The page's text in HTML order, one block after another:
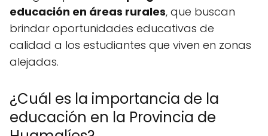
educación en áreas rurales, que buscan
brindar oportunidades educativas de
calidad a los estudiantes que viven en zonas
alejadas.
¿Cuál es la importancia de la
educación en la Provincia de